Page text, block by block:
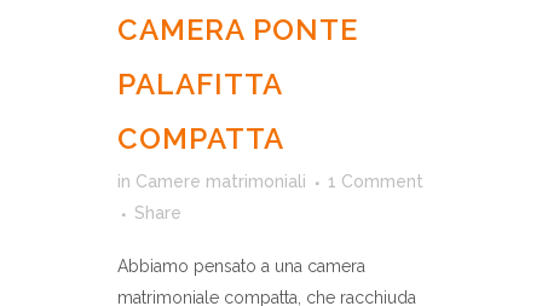
CAMERA PONTE
PALAFITTA
COMPATTA
in Camere matrimoniali
1 Comment
Share
Abbiamo pensato a una camera
matrimoniale compatta, che racchiuda